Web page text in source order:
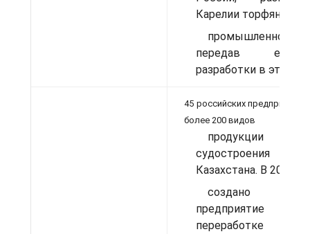
Карелии торфяную
промышленность,
передав ей
разработки в этой
45 российских предприятий
более 200 видов
Казахстана. В 2006 г.
создано
переработке